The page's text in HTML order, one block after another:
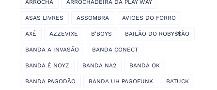
ARROCHA ARROCHADEIRA DA PLAY WAY
ASAS LIVRES ASSOMBRA AVIOES DO FORRO
AXÉ AZZEVIXE B'BOYS BAILÃO DO ROBY$$ÃO
BANDA A INVASÃO BANDA CONECT
BANDA É NOYZ BANDA NA2 BANDA OK
BANDA PAGODÃO BANDA UH PAGOFUNK BATUCK